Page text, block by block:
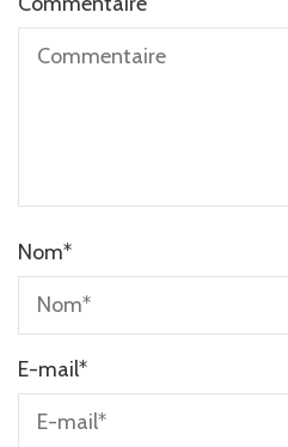
Nom*
E-mail*